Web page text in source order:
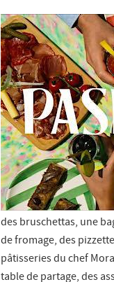
des bruschettas, une
de fromage, des
pâtisseries du chef
table de partage, des